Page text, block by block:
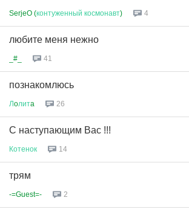
SerjeO (контуженный космонавт) 4
любите меня нежно
_#_ 41
познакомлюсь
Лoлитa 26
С наступающим Вас !!!
Котенок 14
трям
-=Guest=- 2